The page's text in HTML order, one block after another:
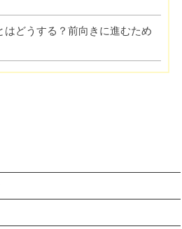
はどうする？前向きに進むため